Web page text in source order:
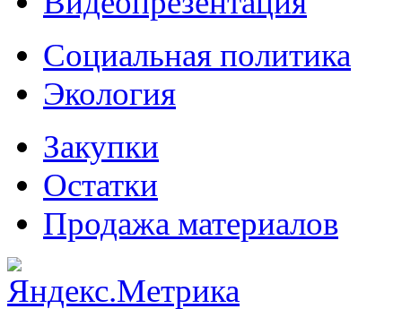
Социальная политика
Экология
Закупки
Остатки
Продажа материалов